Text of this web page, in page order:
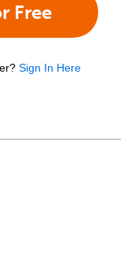
Free
Sign In Here